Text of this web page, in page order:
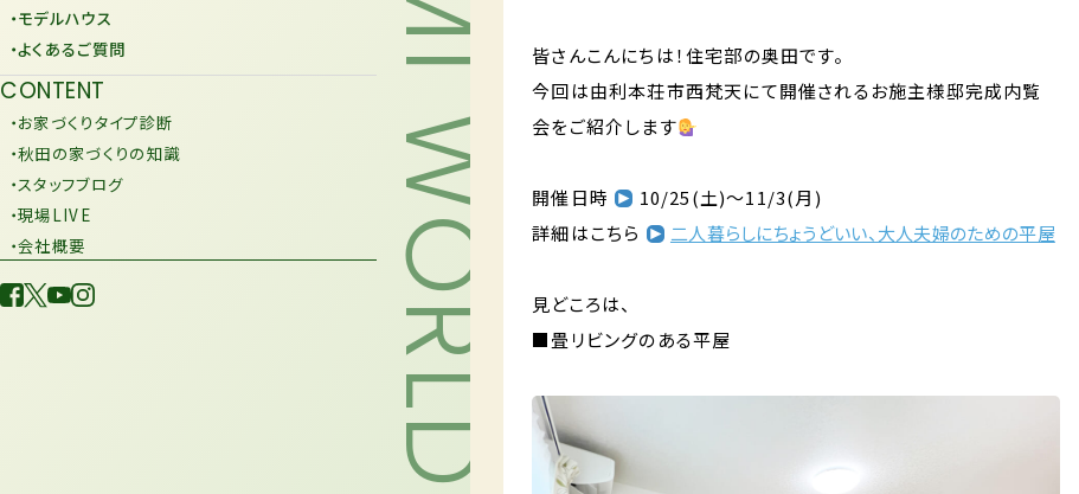
・モデルハウス
・よくあるご質問
CONTENT
・お家づくりタイプ診断
・秋田の家づくりの知識
・スタッフブログ
・現場LIVE
・会社概要
皆さんこんにちは！住宅部の奥田です。
今回は由利本荘市西梵天にて開催されるお施主様邸完成内覧
会をご紹介します
開催日時
10/25(土)～11/3(月)
詳細はこちら
二人暮らしにちょうどいい、大人夫婦のための平屋
見どころは、
■畳リビングのある平屋